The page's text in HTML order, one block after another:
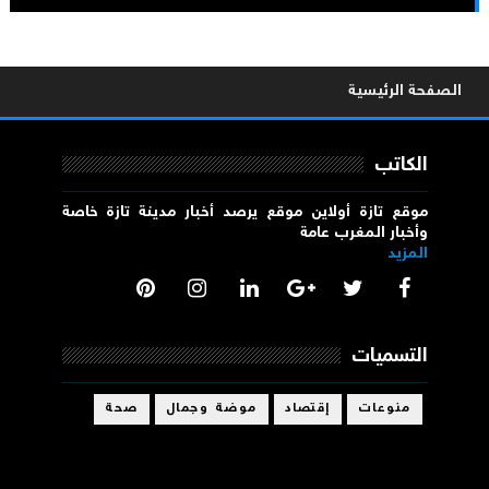
الصفحة الرئيسية
الكاتب
موقع تازة أولاين موقع يرصد أخبار مدينة تازة خاصة
وأخبار المغرب عامة
المزيد
التسميات
منوعات إقتصاد موضة وجمال صحة